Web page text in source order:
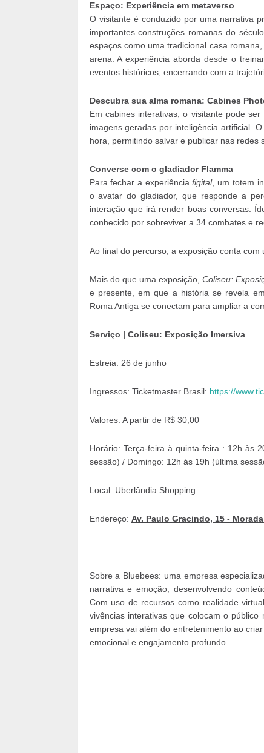
Espaço: Experiência em metaverso
O visitante é conduzido por uma narrativa
importantes construções romanas do
espaços como uma tradicional casa
arena. A experiência aborda desde o
eventos históricos, encerrando com a
Descubra sua alma romana: Cabines
Em cabines interativas, o visitante pode
imagens geradas por inteligência artificial.
hora, permitindo salvar e publicar nas redes
Converse com o gladiador Flamma
Para fechar a experiênciafigital, um totem
o avatar do gladiador, que responde a
interação que irá render boas conversas.
conhecido por sobreviver a 34 combates e
Ao final do percurso, a exposição conta com
Mais do que uma exposição, Coliseu:
e presente, em que a história se revela
Roma Antiga se conectam para ampliar a
Serviço | Coliseu: Exposição Imersiva
Estreia: 26 de junho
Ingressos: Ticketmaster Brasil: https://
Valores: A partir de R$ 30,00
Horário: Terça-feira à quinta-feira : 12h às
sessão) / Domingo: 12h às 19h (última
Local: Uberlândia Shopping
Endereço: Av. Paulo Gracindo, 15 -
Sobre a Bluebees: uma empresa
narrativa e emoção, desenvolvendo
Com uso de recursos como realidade
vivências interativas que colocam o
empresa vai além do entretenimento ao
emocional e engajamento profundo.